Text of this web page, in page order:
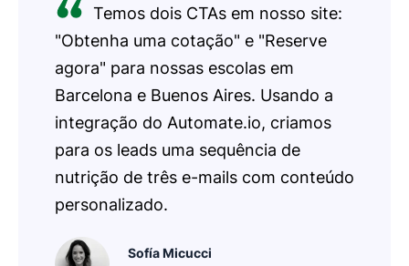
Temos dois CTAs em nosso site:
"Obtenha uma cotação" e "Reserve
agora" para nossas escolas em
Barcelona e Buenos Aires. Usando a
integração do Automate.io, criamos
para os leads uma sequência de
nutrição de três e-mails com conteúdo
personalizado.
Sofía Micucci